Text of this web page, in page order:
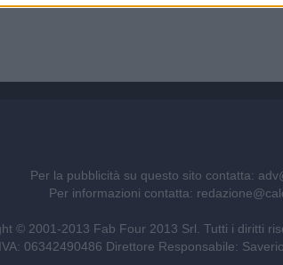
Per la pubblicità su questo sito contatta:
Per informazioni contatta:
© 2001-2013 Fab Four 2013 Srl. Tutti i diritti
06342490486 Direttore Responsabile: